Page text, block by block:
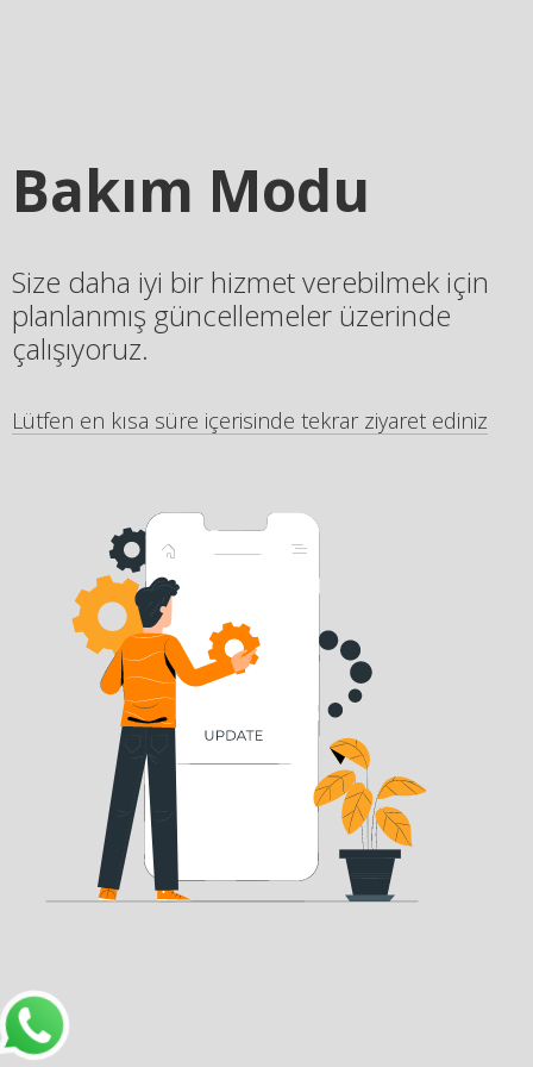
Bakım Modu
Size daha iyi bir hizmet verebilmek için
planlanmış güncellemeler üzerinde
çalışıyoruz.
Lütfen en kısa süre içerisinde tekrar ziyaret ediniz